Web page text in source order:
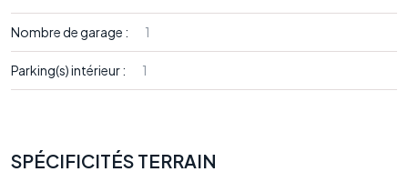
Nombre de garage : 1
Parking(s) intérieur : 1
SPÉCIFICITÉS TERRAIN